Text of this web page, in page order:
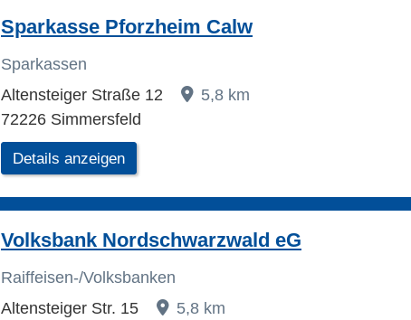
Sparkasse Pforzheim Calw
Sparkassen
Altensteiger Straße 12
5,8 km
72226 Simmersfeld
Details anzeigen
Volksbank Nordschwarzwald eG
Raiffeisen-/Volksbanken
Altensteiger Str. 15
5,8 km